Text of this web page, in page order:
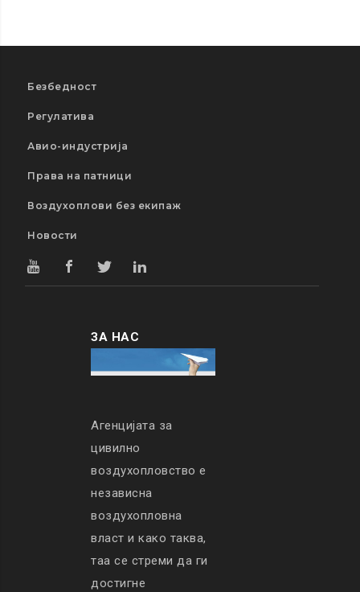
Безбедност
Регулатива
Авио-индустрија
Права на патници
Воздухоплови без екипаж
Новости
ЗА НАС
Агенцијата за
цивилно
воздухопловство е
независна
воздухопловна
власт и како таква,
таа се стреми да ги
достигне